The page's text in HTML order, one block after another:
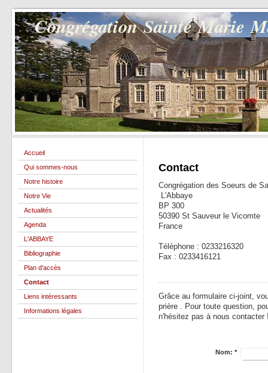
Congrégation Sainte Marie
Accueil
Qui sommes-nous
Notre histoire
Notre Vie
Actualités
Agenda
L'ABBAYE
Bibliographie
Plan d'accès
Contact
Liens intéressants
Informations légales
Contact
Congrégation des Soeurs de
L'Abbaye
BP 300
50390 St Sauveur le Vicomte
France
Téléphone : 0233216320
Fax : 0233416121
Grâce au formulaire ci-joint,
prière . Pour toute question,
n'hésitez pas à nous
Nom: *